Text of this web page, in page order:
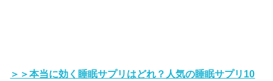
＞＞本当に効く睡眠サプリはどれ？人気の睡眠サプリ10